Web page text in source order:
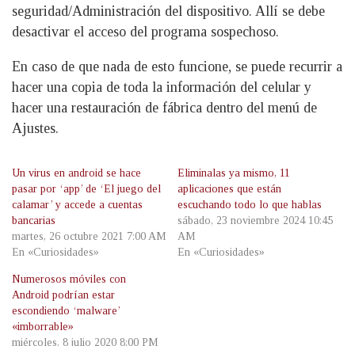
seguridad/Administración del dispositivo. Allí se debe
desactivar el acceso del programa sospechoso.
En caso de que nada de esto funcione, se puede recurrir a
hacer una copia de toda la información del celular y
hacer una restauración de fábrica dentro del menú de
Ajustes.
Un virus en android se hace
pasar por ‘app’ de ‘El juego del
calamar’ y accede a cuentas
bancarias
martes, 26 octubre 2021 7:00 AM
En «Curiosidades»
Eliminalas ya mismo, 11
aplicaciones que están
escuchando todo lo que hablas
sábado, 23 noviembre 2024 10:45
AM
En «Curiosidades»
Numerosos móviles con
Android podrían estar
escondiendo ‘malware’
«imborrable»
miércoles, 8 julio 2020 8:00 PM